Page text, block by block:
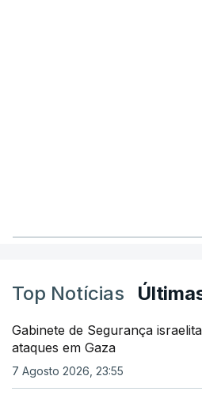
Top Notícias
Gabinete de Segurança
ataques em Gaza
7 Agosto 2026, 23:55